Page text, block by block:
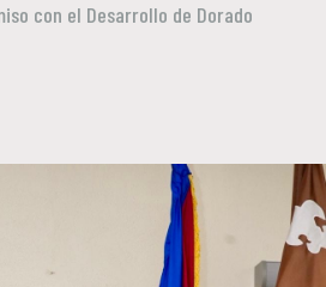
con el Desarrollo de Dorado